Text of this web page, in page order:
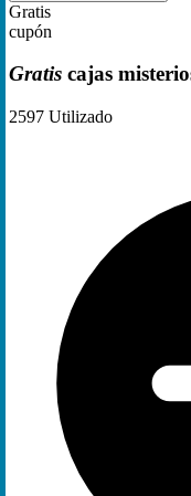
Gratis
cupón
Gratis cajas
2597 Utilizado